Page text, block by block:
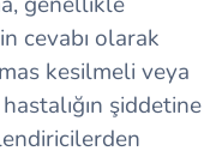
cevabı olarak
kesilmeli veya
şiddetine